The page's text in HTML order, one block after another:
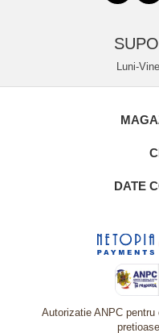
Luni-
DATE
Autorizatie ANPC